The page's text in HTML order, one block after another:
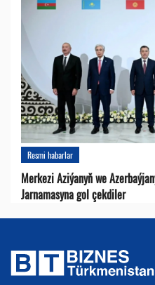
Resmi habarlar
Merkezi Aziýanyň we
Jarnamasyna gol çekdiler